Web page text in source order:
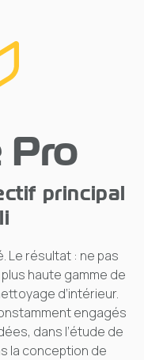
Pro
principal
Le résultat : ne pas
haute gamme de
d’intérieur.
engagés
dans l’étude de
la conception de